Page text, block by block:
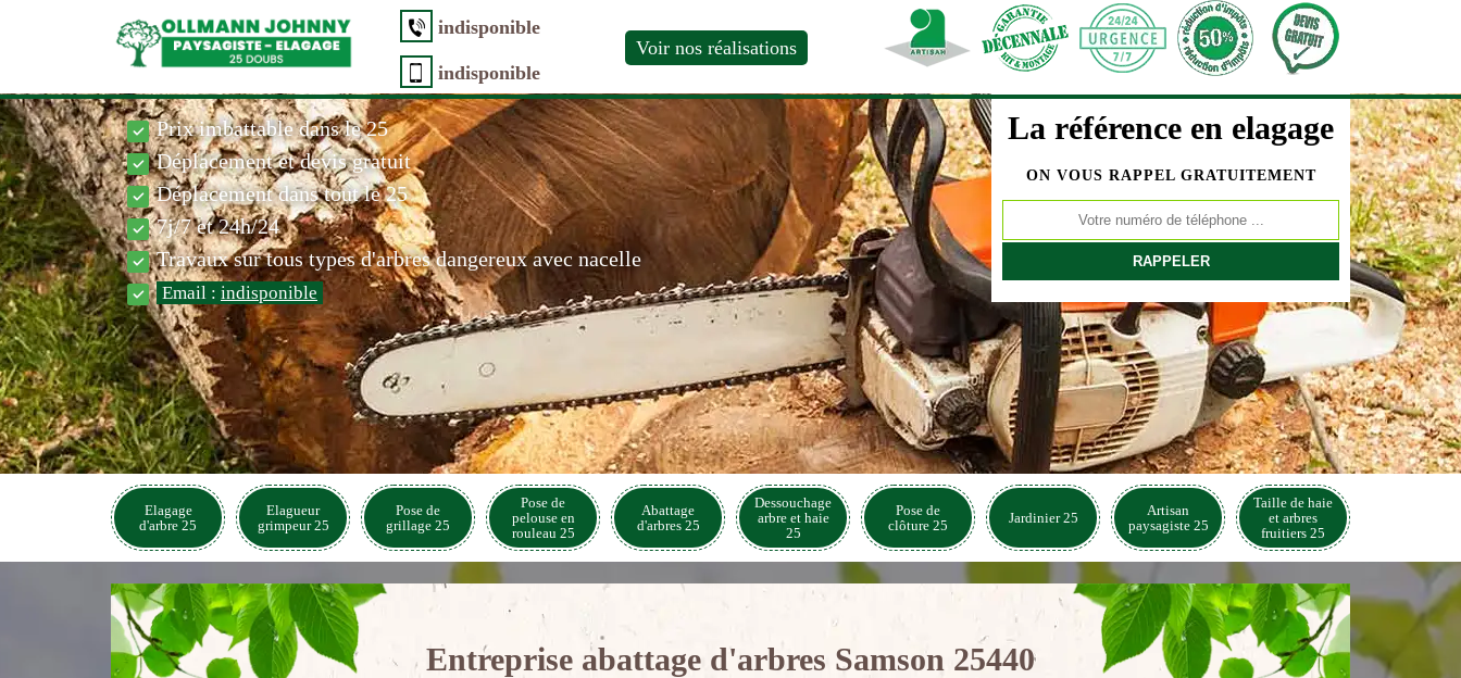
indisponible
indisponible
Voir nos réalisations
La référence en elagage
ON VOUS RAPPEL GRATUITEMENT
Prix imbattable dans le 25
Déplacement et devis gratuit
Déplacement dans tout le 25
7j/7 et 24h/24
Travaux sur tous types d'arbres dangereux avec nacelle
Email : indisponible
Elagage
d'arbre 25
Elagueur
grimpeur 25
Pose de
grillage 25
Pose de
pelouse en
rouleau 25
Abattage
d'arbres 25
Dessouchage
arbre et haie
25
Pose de
clôture 25
Jardinier 25
Artisan
paysagiste 25
Taille de haie
et arbres
fruitiers 25
Entreprise abattage d'arbres Samson 25440